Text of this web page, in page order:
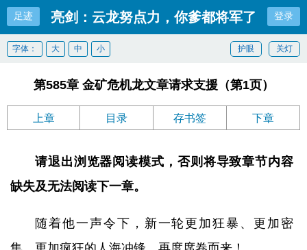
足迹 亮剑：云龙努点力，你爹都将军了 登录
关灯
护眼
字体： 大 中 小
第585章 金矿危机龙文章请求支援（第1页）
上章 目录 存书签 下章
请退出浏览器阅读模式，否则将导致章节内容
缺失及无法阅读下一章。
随着他一声令下，新一轮更加狂暴、更加密